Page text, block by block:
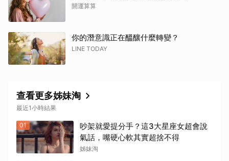
開運算算
你的潛意識正在醞釀什麼轉變？
LINE TODAY
查看更多姊妹淘
最近1小時結果
01
吵架就愛提分手？這3大星座女超會說
氣話，嘴硬心軟其實超捨不得
姊妹淘